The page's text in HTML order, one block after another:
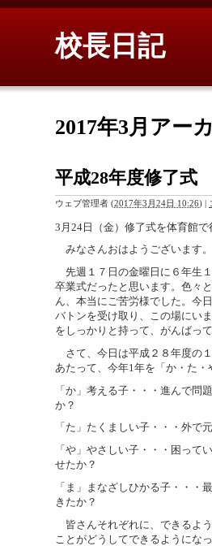
校長日記
2017年3月アー
平成28年度修了式
ウェブ管理者 (2017年3月24日 10:26) |
3月24日（金）修了式を体育館で
みなさんおはようございます。
先週１７日の金曜日に６年生
卒業式だったと思います。色々
ん、本当にご苦労様でした。今
バトンを受け取り、この場にい
をしっかりと持って、がんばっ
さて、今日は平成２８年度の
あたって、今年1年を「か・た・
「か」考える子・・・進んで問
か？
「た」たくましい子・・・外で
「や」やさしい子・・・困って
せたか？
「ま」まなざしひかる子・・・
きたか？
皆さんそれぞれに、できるよ
ことがどうしてできるようにな